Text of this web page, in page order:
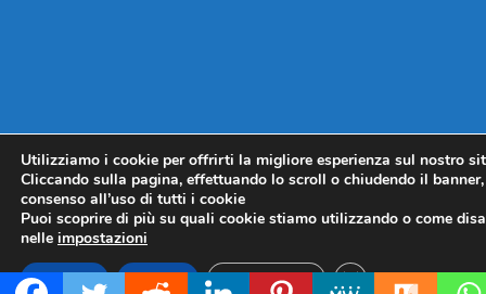
Utilizziamo i cookie per offrirti la migliore esperienza sul nostro
Cliccando sulla pagina, effettuando lo scroll o chiudendo il
consenso all’uso di tutti i cookie
Puoi scoprire di più su quali cookie stiamo utilizzando o come
nelle impostazioni
Accetta Rifiuta Impostazioni CLOSE GDPR